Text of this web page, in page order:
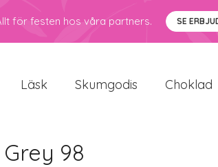
för festen hos våra partners. SE
Läsk Skumgodis Choklad
98